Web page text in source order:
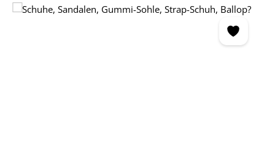
Bildergalerie überspringen